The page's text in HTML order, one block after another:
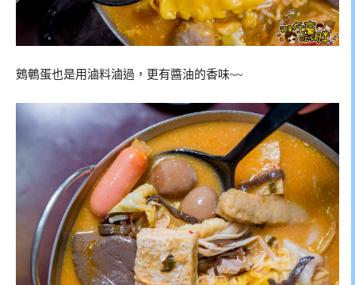
鴳鵪蛋也是用滷料滷過，更有醬油的香味~~